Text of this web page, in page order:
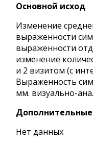
Основной исход
Изменение
выраженности
выраженности
изменение
и 2 визитом (с
Выраженность
мм. визуально-
Нет данных